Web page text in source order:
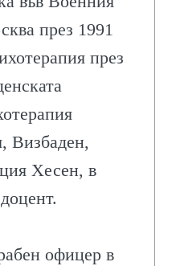
през 1991
през
Визбаден,
Хесен, в
офицер в